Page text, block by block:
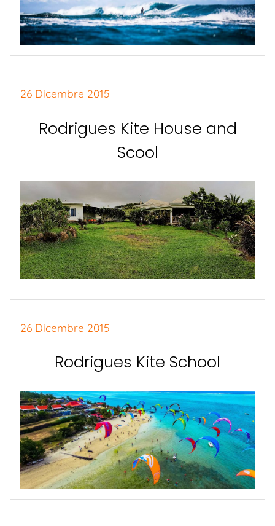
26 Dicembre 2015
Rodrigues Kite House and
Scool
26 Dicembre 2015
Rodrigues Kite School